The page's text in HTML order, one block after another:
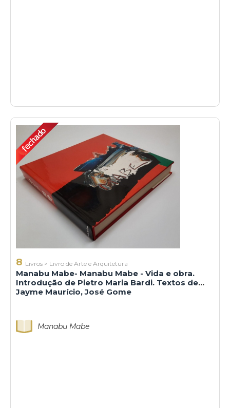
8 Livros > Livro de Arte e Arquitetura
Manabu Mabe- Manabu Mabe - Vida e obra.
Introdução de Pietro Maria Bardi. Textos de
Jayme Maurício, José Gome
Manabu Mabe